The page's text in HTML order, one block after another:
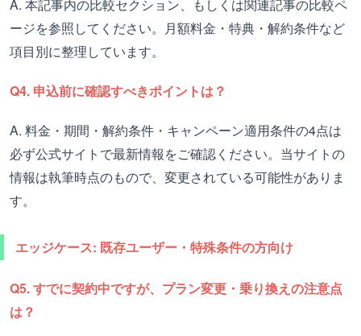
A. 本記事内の比較セクション、もしくは関連記事の比較ペ
ージを参照してください。月額料金・特典・解約条件など
項目別に整理しています。
Q4. 申込前に確認すべきポイントは？
A. 料金・期間・解約条件・キャンペーン適用条件の4点は
必ず公式サイトで最新情報をご確認ください。当サイトの
情報は執筆時点のもので、変更されている可能性がありま
す。
エッジケース: 既存ユーザー・特殊条件の方向け
Q5. すでに契約中ですが、プラン変更・乗り換えの注意点
は？